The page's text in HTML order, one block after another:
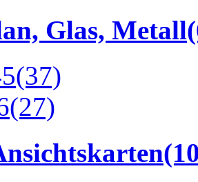
Glas, Metall
(37)
(27)